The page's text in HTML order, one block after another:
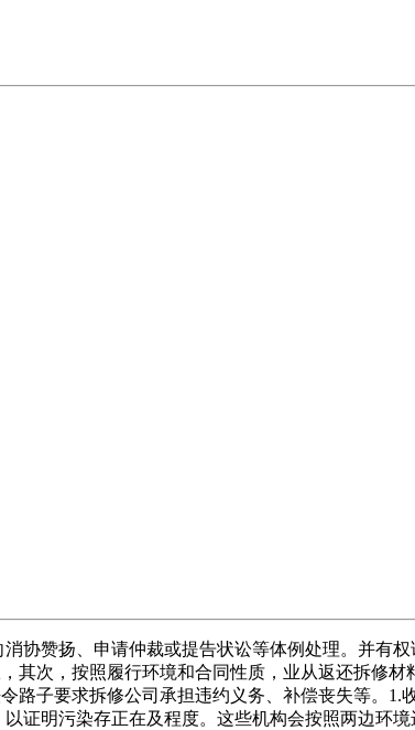
赞扬、申请仲裁或提告状讼等体例处理。并有权
其次，按照履行环境和合同性质，业从返还拆修材
路子要求拆修公司承担违约义务、补偿丧失等。1.
证明污染存正在及程度。这些机构会按照两边环